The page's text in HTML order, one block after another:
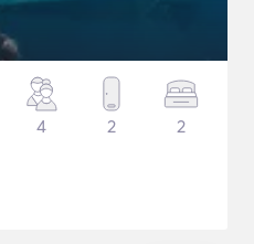
4 2 2